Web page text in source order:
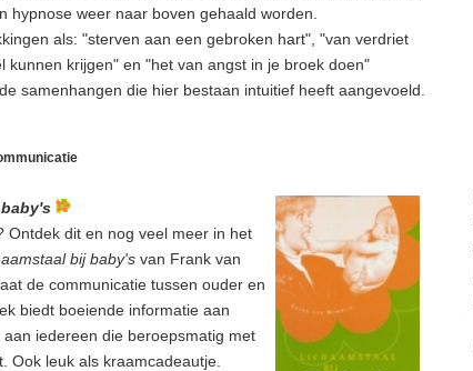
hypnose weer naar boven gehaald worden.
als: "sterven aan een gebroken hart", "van verdriet
kunnen krijgen" en "het van angst in je broek doen"
samenhangen die hier bestaan intuitief heeft aangevoeld.
Ontdek dit en nog veel meer in het
bij baby'svan Frank van
de communicatie tussen ouder en
biedt boeiende informatie aan
iedereen die beroepsmatig met
Ook leuk als kraamcadeautje.